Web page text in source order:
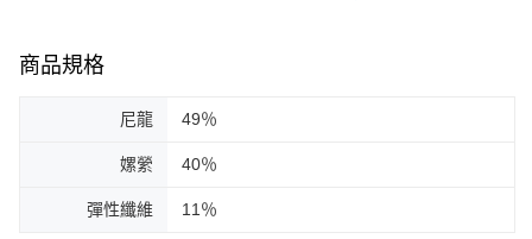
商品規格
尼龍 49％
嫘縈 40％
彈性纖維 11％